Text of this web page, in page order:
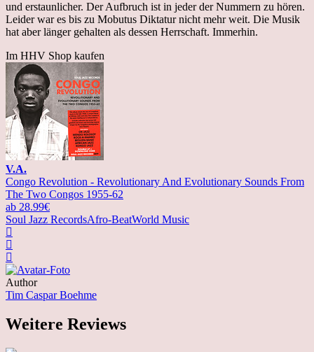
und erstaunlicher. Der Aufbruch ist in jeder der Nummern zu hören.
Leider war es bis zu Mobutus Diktatur nicht mehr weit. Die Musik
hat aber länger gehalten als dessen Herrschaft. Immerhin.
Im HHV Shop kaufen
V.A.
Congo Revolution - Revolutionary And Evolutionary Sounds From
The Two Congos 1955-62
ab 28.99€
Soul Jazz RecordsAfro-BeatWorld Music
Author
Tim Caspar Boehme
Weitere Reviews